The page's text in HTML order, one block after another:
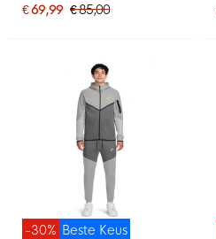
€ 69,99 € 85,00
Beste Keus
-30%